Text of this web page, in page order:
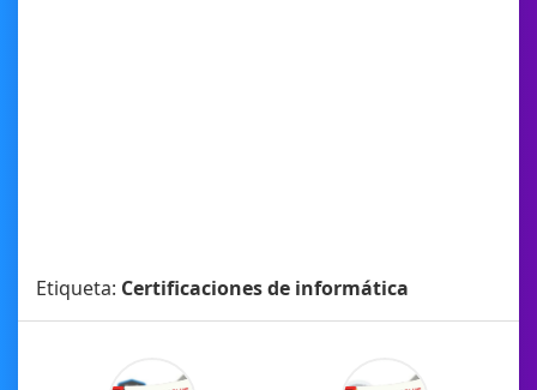
Etiqueta: Certificaciones de informática